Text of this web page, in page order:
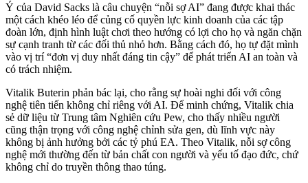
Ý của David Sacks là câu chuyện “nỗi sợ AI” đang được khai thác
một cách khéo léo để củng cố quyền lực kinh doanh của các tập
đoàn lớn, định hình luật chơi theo hướng có lợi cho họ và ngăn chặn
sự cạnh tranh từ các đối thủ nhỏ hơn. Bằng cách đó, họ tự đặt mình
vào vị trí “đơn vị duy nhất đáng tin cậy” để phát triển AI an toàn và
có trách nhiệm.
Vitalik Buterin phản bác lại, cho rằng sự hoài nghi đối với công
nghệ tiên tiến không chỉ riêng với AI. Để minh chứng, Vitalik chia
sẻ dữ liệu từ Trung tâm Nghiên cứu Pew, cho thấy nhiều người
cũng thận trọng với công nghệ chỉnh sửa gen, dù lĩnh vực này
không bị ảnh hưởng bởi các tỷ phú EA. Theo Vitalik, nỗi sợ công
nghệ mới thường đến từ bản chất con người và yếu tố đạo đức, chứ
không chỉ do truyền thông thao túng.